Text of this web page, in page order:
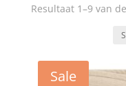
Resultaat 1–9 van
Sale